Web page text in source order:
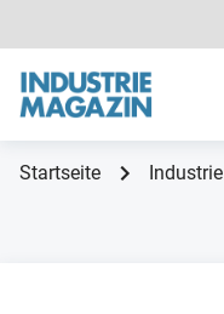
Startseite Industrie